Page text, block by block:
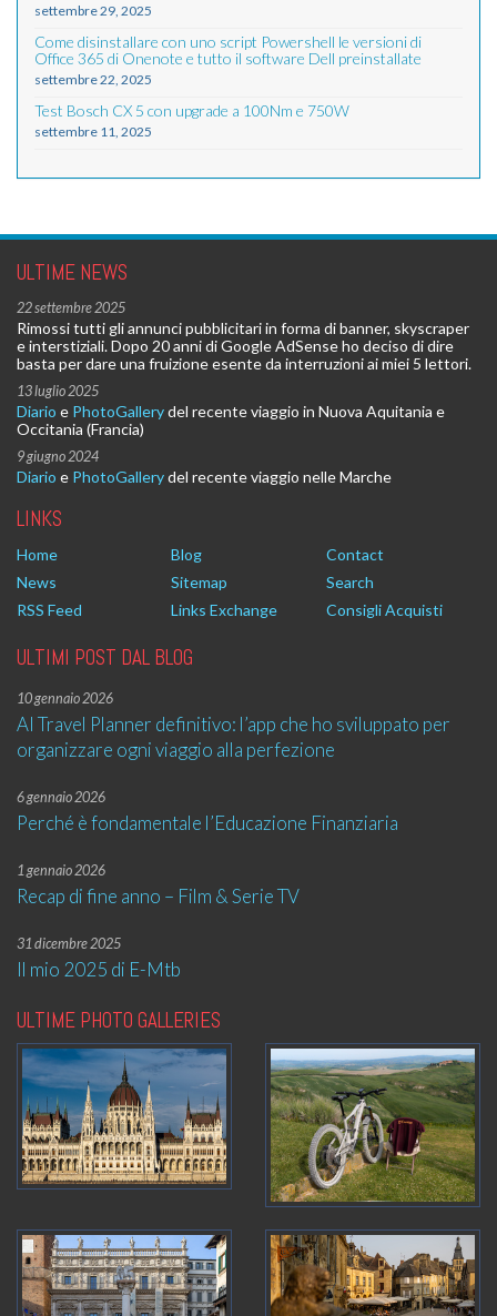
settembre 29, 2025
Come disinstallare con uno script Powershell le versioni di
Office 365 di Onenote e tutto il software Dell preinstallate
settembre 22, 2025
Test Bosch CX 5 con upgrade a 100Nm e 750W
settembre 11, 2025
ULTIME NEWS
22 settembre 2025
Rimossi tutti gli annunci pubblicitari in forma di banner, skyscraper
e interstiziali. Dopo 20 anni di Google AdSense ho deciso di dire
basta per dare una fruizione esente da interruzioni ai miei 5 lettori.
13 luglio 2025
Diario e PhotoGallerydel recente viaggio in Nuova Aquitania e
Occitania (Francia)
9 giugno 2024
Diario e PhotoGallerydel recente viaggio nelle Marche
LINKS
Home Blog
Contact
News
Sitemap
Search
RSS Feed
Links Exchange Consigli Acquisti
ULTIMI POST DAL BLOG
10 gennaio 2026
AI Travel Planner definitivo: l’app che ho sviluppato per
organizzare ogni viaggio alla perfezione
6 gennaio 2026
Perché è fondamentale l’Educazione Finanziaria
1 gennaio 2026
Recap di fine anno – Film & Serie TV
31 dicembre 2025
Il mio 2025 di E-Mtb
ULTIME PHOTO GALLERIES